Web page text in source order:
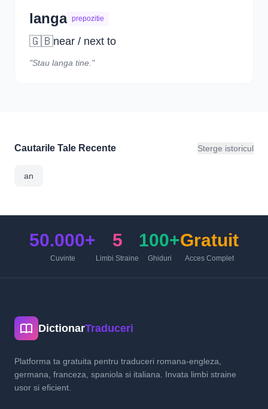
langa prepozitie
🇬🇧near / next to
"Stau langa tine."
Cautarile Tale Recente Sterge istoricul
an
50.000+
Cuvinte
5
Limbi Straine
100+
Ghiduri
Gratuit
Acces Complet
DictionarTraduceri
Platforma ta gratuita pentru traduceri romana-engleza,
germana, franceza, spaniola si italiana. Invata limbi straine
usor si eficient.